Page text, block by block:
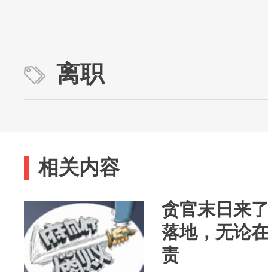
离职
相关内容
贪官末日来
落地，无论
责